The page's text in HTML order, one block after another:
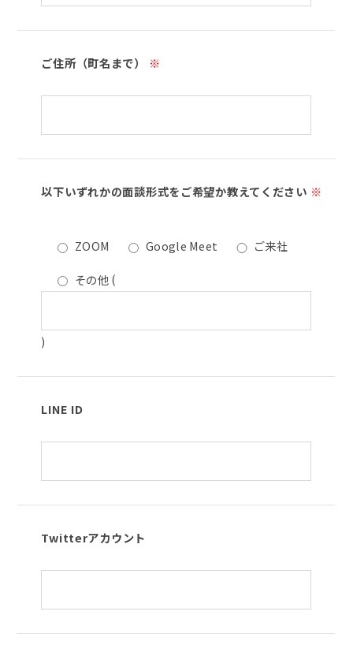
ご住所（町名まで） ※
以下いずれかの面談形式をご希望か教えてください ※
ZOOM Google Meet ご来社
その他(
)
LINE ID
Twitterアカウント